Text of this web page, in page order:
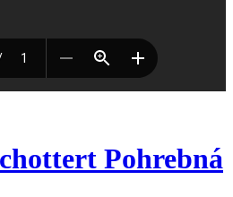
Pohrebná